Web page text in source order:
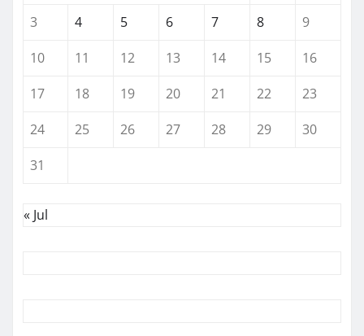
3
4 5 6 7 8
9
10
11 12 13 14 15
16
17
18 19 20 21 22
23
24
25 26 27 28 29
30
31
« Jul